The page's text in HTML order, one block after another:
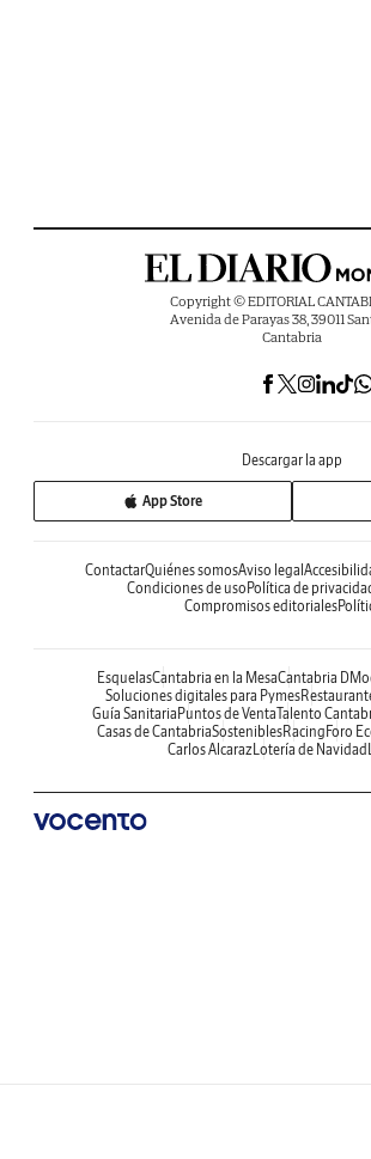
Copyright © EDITORIAL
Avenida de Parayas 38, 39011
Cantabria
Descargar la app
App Store
ContactarQuiénes somosAviso legal
Condiciones de uso Política de
Compromisos editoriales
EsquelasCantabria en la MesaCantabria
Soluciones digitales para Pymes
Guía Sanitaria Puntos de VentaTalento
Casas de CantabriaSosteniblesRacing Foro
Carlos Alcaraz Lotería de Navidad